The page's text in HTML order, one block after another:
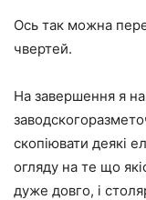
Ось так можна
чвертей.
На завершення я
скопіювати деякі
огляду на те що
дуже довго, і